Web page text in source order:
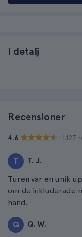
I detalj
Recensioner
4.6 · 1.127
T T. J.
Turen var en unik
om de inkluderade
hand.
Q Q. W.